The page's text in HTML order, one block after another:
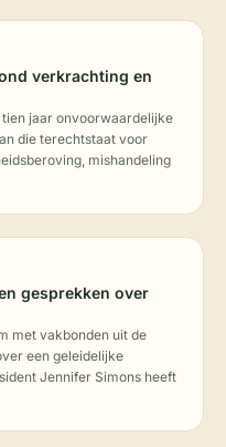
verkrachting en
jaar onvoorwaardelijke
die terechtstaat voor
mishandeling
gesprekken over
met vakbonden uit de
een geleidelijke
Jennifer Simons heeft